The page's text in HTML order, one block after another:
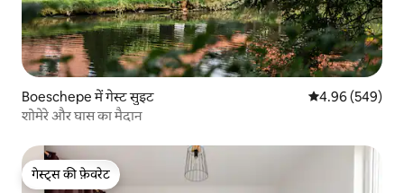
Boeschepe में गेस्ट सुइट औसत रेटिंग 5 में से
4.96 (549)
शोमेरे और घास का मैदान
गेस्ट्स की फ़ेवरेट
गेस्ट्स की फ़ेवरेट